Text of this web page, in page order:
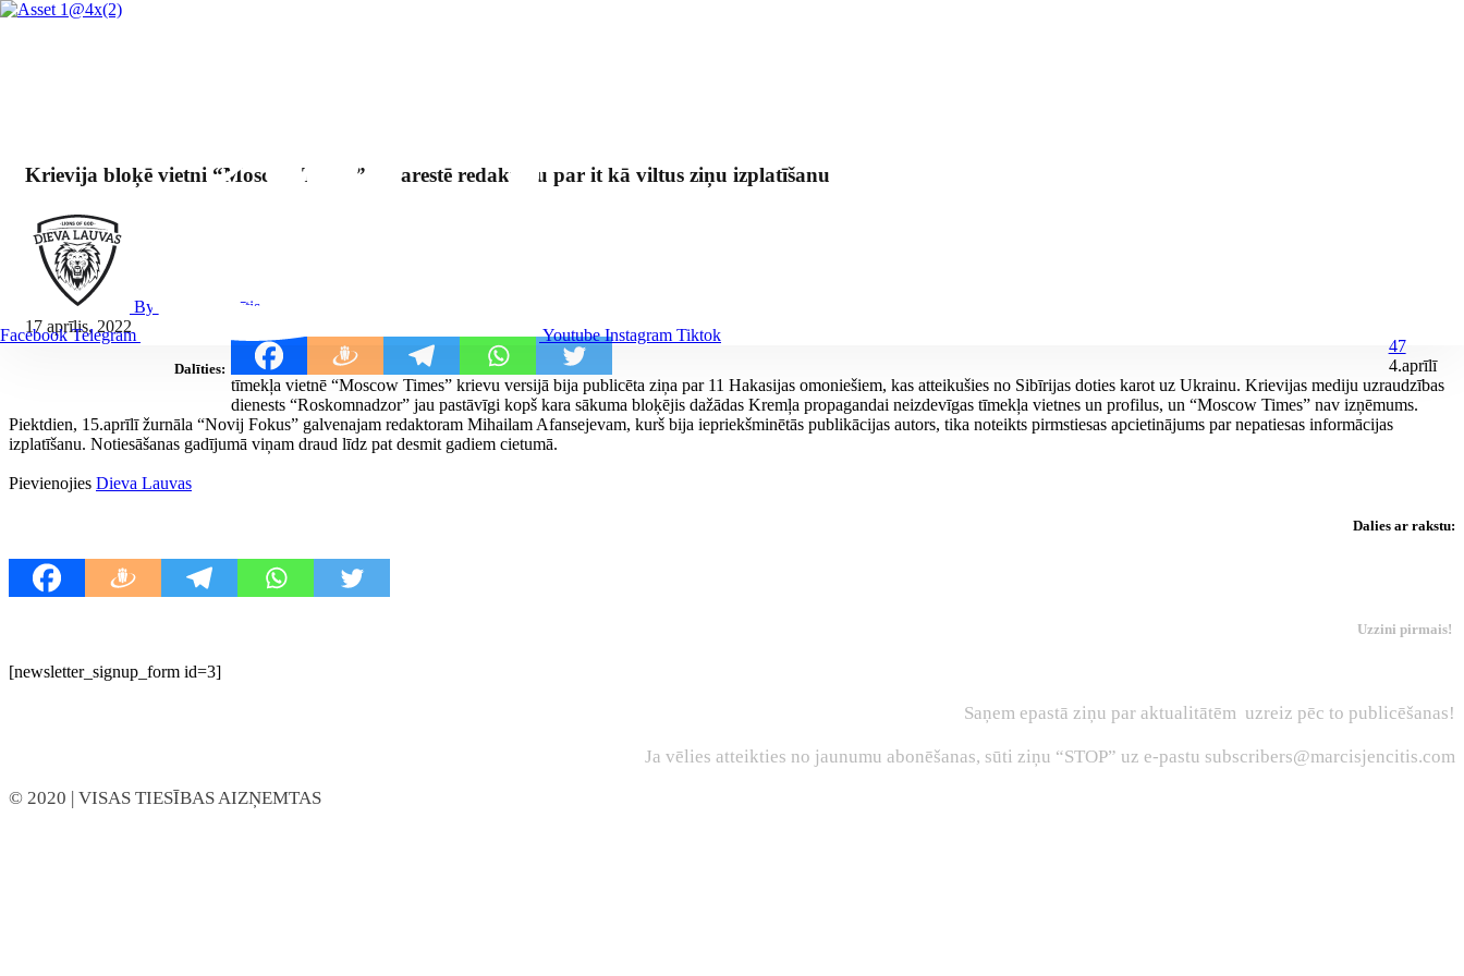
Facebook Telegram Youtube Instagram Tiktok
Krievija bloķē vietni “Moscow Times” un arestē redaktoru par it kā viltus ziņu izplatīšanu
By Mārcis Jencītis
17 aprīlis, 2022
Dalīties:
47
4.aprīlī
tīmekļa vietnē “Moscow Times” krievu versijā bija publicēta ziņa par 11 Hakasijas omoniešiem, kas atteikušies no Sibīrijas doties karot uz Ukrainu. Krievijas mediju uzraudzības
dienests “Roskomnadzor” jau pastāvīgi kopš kara sākuma bloķējis dažādas Kremļa propagandai neizdevīgas tīmekļa vietnes un profilus, un “Moscow Times” nav izņēmums.
Piektdien, 15.aprīlī žurnāla “Novij Fokus” galvenajam redaktoram Mihailam Afansejevam, kurš bija iepriekšminētās publikācijas autors, tika noteikts pirmstiesas apcietinājums par nepatiesas informācijas
izplatīšanu. Notiesāšanas gadījumā viņam draud līdz pat desmit gadiem cietumā.
Pievienojies Dieva Lauvas
Dalies ar rakstu:
Uzzini pirmais!
[newsletter_signup_form id=3]
Saņem epastā ziņu par aktualitātēm uzreiz pēc to publicēšanas!
Ja vēlies atteikties no jaunumu abonēšanas, sūti ziņu “STOP” uz e-pastu subscribers@marcisjencitis.com
© 2020 | VISAS TIESĪBAS AIZŅEMTAS